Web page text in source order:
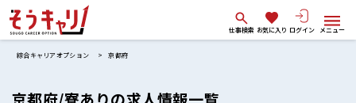
仕事検索 お気に入り ログイン メニュー
綜合キャリアオプション 京都府
京都府/寮ありの求人情報一覧